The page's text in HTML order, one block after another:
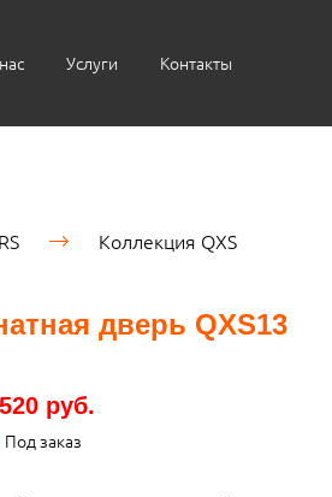
Услуги Контакты
Коллекция QXS
дверь QXS13
руб.
Под заказ